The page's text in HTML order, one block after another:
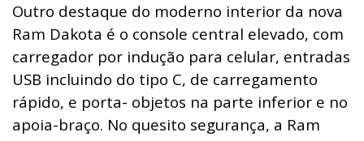
Outro destaque do moderno interior da nova
Ram Dakota é o console central elevado, com
carregador por indução para celular, entradas
USB incluindo do tipo C, de carregamento
rápido, e porta- objetos na parte inferior e no
apoia-braço. No quesito segurança, a Ram